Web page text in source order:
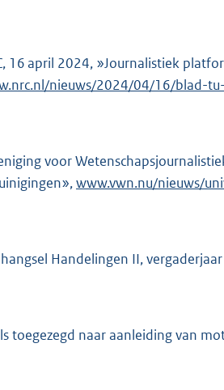
16 april 2024, »Journalistiek
nieuws/2024/04/16/blad-
voor
E
www.vwn.nu/nieuws/
Handelingen II,
toegezegd naar aanleiding van